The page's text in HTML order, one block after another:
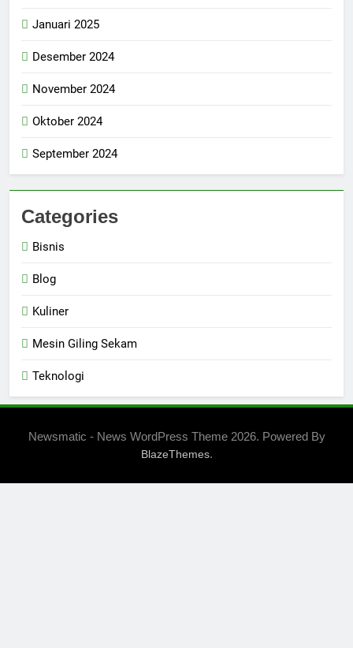
Januari 2025
Desember 2024
November 2024
Oktober 2024
September 2024
Categories
Bisnis
Blog
Kuliner
Mesin Giling Sekam
Teknologi
Newsmatic - News WordPress Theme 2026. Powered By
BlazeThemes.